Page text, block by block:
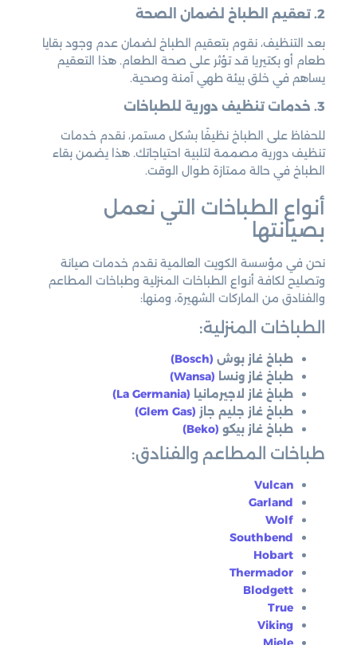
2. تعقيم الطباخ لضمان الصحة
بعد التنظيف، نقوم بتعقيم الطباخ لضمان عدم وجود بقايا
طعام أو بكتيريا قد تؤثر على صحة الطعام. هذا التعقيم
يساهم في خلق بيئة طهي آمنة وصحية.
3. خدمات تنظيف دورية للطباخات
للحفاظ على الطباخ نظيفًا بشكل مستمر، نقدم خدمات
تنظيف دورية مصممة لتلبية احتياجاتك. هذا يضمن بقاء
الطباخ في حالة ممتازة طوال الوقت.
أنواع الطباخات التي نعمل
بصيانتها
نحن في مؤسسة الكويت العالمية نقدم خدمات صيانة
وتصليح لكافة أنواع الطباخات المنزلية وطباخات المطاعم
والفنادق من الماركات الشهيرة، ومنها:
الطباخات المنزلية:
طباخ غاز بوش (Bosch)
طباخ غاز ونسا (Wansa)
طباخ غاز لاجيرمانيا (La Germania)
طباخ غاز جليم جاز (Glem Gas)
طباخ غاز بيكو (Beko)
طباخات المطاعم والفنادق:
Vulcan
Garland
Wolf
Southbend
Hobart
Thermador
Blodgett
True
Viking